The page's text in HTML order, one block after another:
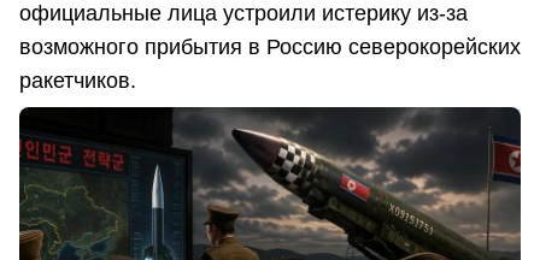
официальные лица устроили истерику из-за
возможного прибытия в Россию северокорейских
ракетчиков.